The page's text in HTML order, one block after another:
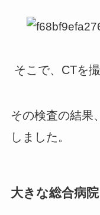
そこで、CTを
その検査の結果
しました。
大きな総合病